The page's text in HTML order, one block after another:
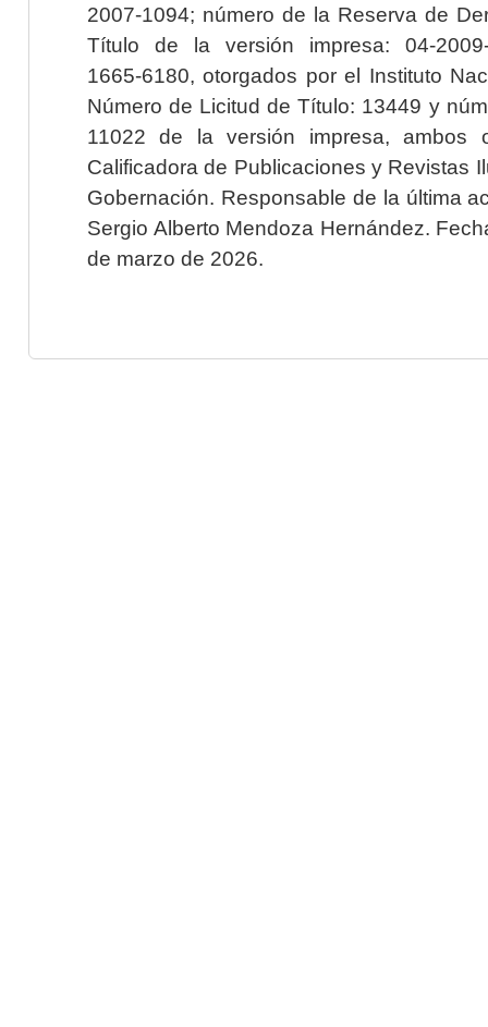
2007-1094; número de la Reserva de
Título de la versión impresa: 04-2009-
1665-6180, otorgados por el Instituto
Número de Licitud de Título: 13449 y
11022 de la versión impresa, ambos
Calificadora de Publicaciones y Revistas
Gobernación. Responsable de la última
Sergio Alberto Mendoza Hernández.
de marzo de 2026.